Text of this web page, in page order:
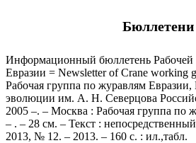
Бюллетени
Информационный бюллетень
Евразии = Newsletter of Crane working
Рабочая группа по журавлям
эволюции им. А. Н. Северцова
2005 –. – Москва : Рабочая группа по
– . – 28 см. – Текст :
2013, № 12. – 2013. – 160 с. : ил.,табл.